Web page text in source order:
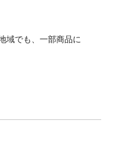
域でも、一部商品に